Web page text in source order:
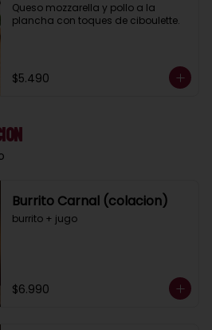
Queso mozzarella y pollo a la
plancha con toques de ciboulette.
$5.490
Burrito Carnal (colacion)
burrito + jugo
$6.990